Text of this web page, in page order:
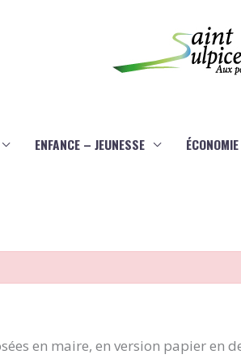
ENFANCE – JEUNESSE
en maire, en version papier en